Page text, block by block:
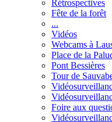
Rétrospectives
Fête de la forêt
...
Vidéos
Webcams à
Place de la
Pont Bessières
Tour de
Foire aux